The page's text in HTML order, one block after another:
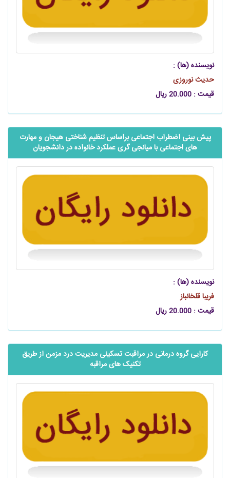
نویسنده (ها) :
حدیث نوروزی
قیمت : 20.000 ریال
پیش بینی اضطراب اجتماعی براساس تنظیم شناختی هیجان و مهارت
های اجتماعی با میانجی گری عملکرد خانواده در دانشجویان
نویسنده (ها) :
فریبا قلخانباز
قیمت : 20.000 ریال
کارایی گروه درمانی در مراقبت تسکینی مدیریت درد مزمن از طریق
تکنیک های مراقبه